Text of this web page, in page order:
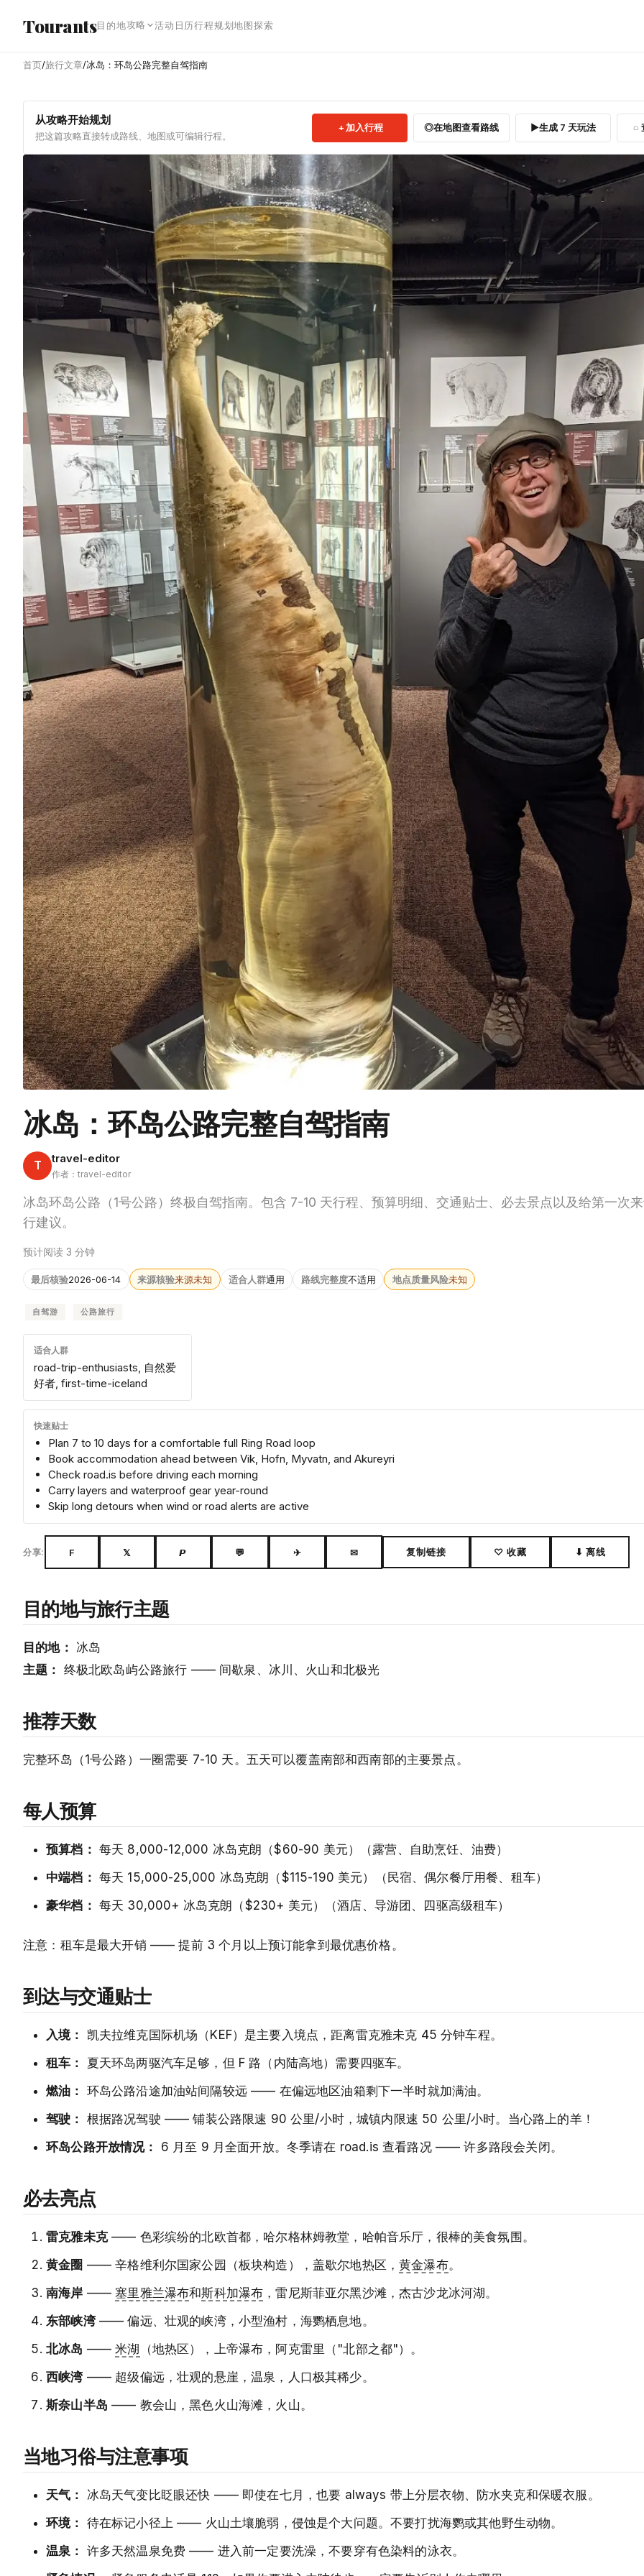
Tourants目的地攻略 活动日历行程规划地图探索
首页/旅行文章/冰岛：环岛公路完整自驾指南
从攻略开始规划
把这篇攻略直接转成路线、地图或可编辑行程。
加入行程 在地图查看路线 生成 7 天玩法
冰岛：环岛公路完整自驾指南
T travel-editor
作者：travel-editor
冰岛环岛公路（1号公路）终极自驾指南。包含 7-10 天行程、预算明细、交通贴士、必去景点以及给第一次
行建议。
预计阅读 3 分钟
最后核验2026-06-14 来源核验来源未知 适合人群通用 路线完整度不适用 地点质量风险未知
自驾游 公路旅行
适合人群
road-trip-enthusiasts, 自然爱
好者, first-time-iceland
快速贴士
Plan 7 to 10 days for a comfortable full Ring Road loop
Book accommodation ahead between Vik, Hofn, Myvatn, and Akureyri
Check road.is before driving each morning
Carry layers and waterproof gear year-round
Skip long detours when wind or road alerts are active
分享: F 𝕏 𝙋 💬 ✈ ✉ 复制链接 ♡ 收藏 ⬇ 离线
目的地与旅行主题
目的地： 冰岛
主题： 终极北欧岛屿公路旅行 —— 间歇泉、冰川、火山和北极光
推荐天数
完整环岛（1号公路）一圈需要 7-10 天。五天可以覆盖南部和西南部的主要景点。
每人预算
预算档： 每天 8,000-12,000 冰岛克朗（$60-90 美元）（露营、自助烹饪、油费）
中端档： 每天 15,000-25,000 冰岛克朗（$115-190 美元）（民宿、偶尔餐厅用餐、租车）
豪华档： 每天 30,000+ 冰岛克朗（$230+ 美元）（酒店、导游团、四驱高级租车）
注意：租车是最大开销 —— 提前 3 个月以上预订能拿到最优惠价格。
到达与交通贴士
入境：
凯夫拉维克国际机场（KEF）是主要入境点，距离雷克雅未克 45 分钟车程。
租车：
夏天环岛两驱汽车足够，但 F 路（内陆高地）需要四驱车。
燃油： 环岛公路沿途加油站间隔较远 —— 在偏远地区油箱剩下一半时就加满油。
驾驶： 根据路况驾驶 —— 铺装公路限速 90 公里/小时，城镇内限速 50 公里/小时。当心路上的羊！
环岛公路开放情况：
6 月至 9 月全面开放。冬季请在 road.is 查看路况 —— 许多路段会关闭。
必去亮点
雷克雅未克—— 色彩缤纷的北欧首都，哈尔格林姆教堂，哈帕音乐厅，很棒的美食氛围。
黄金圈 —— 辛格维利尔国家公园（板块构造），盖歇尔地热区，黄金瀑布。
南海岸 ——塞里雅兰瀑布和斯科加瀑布 ，雷尼斯菲亚尔黑沙滩，杰古沙龙冰河湖。
东部峡湾—— 偏远、壮观的峡湾，小型渔村，海鹦栖息地。
北冰岛 ——米湖 （地热区），上帝瀑布，阿克雷里（"北部之都"）。
西峡湾—— 超级偏远，壮观的悬崖，温泉，人口极其稀少。
斯奈山半岛 —— 教会山，黑色火山海滩，火山。
当地习俗与注意事项
天气：
冰岛天气变比眨眼还快 —— 即使在七月，也要 always 带上分层衣物、防水夹克和保暖衣服。
环境： 待在标记小径上 —— 火山土壤脆弱，侵蚀是个大问题。不要打扰海鹦或其他野生动物。
温泉： 许多天然温泉免费 —— 进入前一定要洗澡，不要穿有色染料的泳衣。